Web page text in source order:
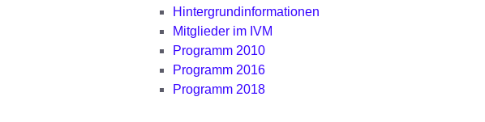
Hintergrundinformationen
Mitglieder im IVM
Programm 2010
Programm 2016
Programm 2018